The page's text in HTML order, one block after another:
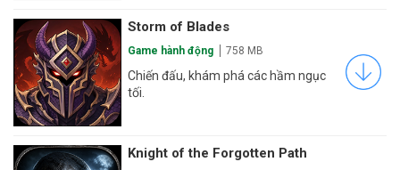
Storm of Blades
Game hành động 758 MB
Chiến đấu, khám phá các hầm ngục
tối.
Knight of the Forgotten Path